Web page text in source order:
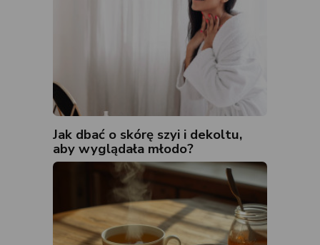
Jak dbać o skórę szyi i dekoltu,
aby wyglądała młodo?